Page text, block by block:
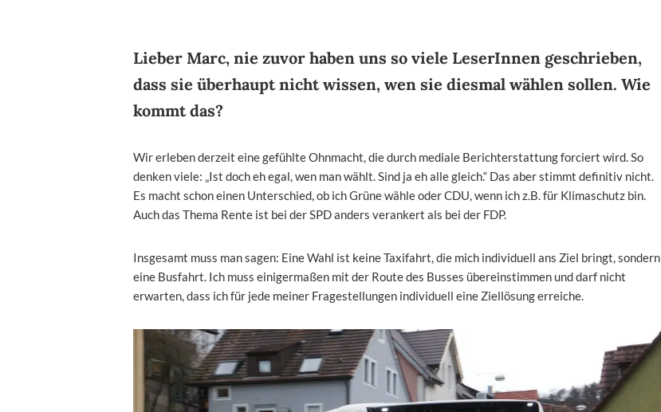
Lieber Marc, nie zuvor haben uns so viele LeserInnen geschrieben,
dass sie überhaupt nicht wissen, wen sie diesmal wählen sollen. Wie
kommt das?
Wir erleben derzeit eine gefühlte Ohnmacht, die durch mediale Berichterstattung forciert wird. So
denken viele: „Ist doch eh egal, wen man wählt. Sind ja eh alle gleich.“ Das aber stimmt definitiv nicht.
Es macht schon einen Unterschied, ob ich Grüne wähle oder CDU, wenn ich z.B. für Klimaschutz bin.
Auch das Thema Rente ist bei der SPD anders verankert als bei der FDP.
Insgesamt muss man sagen: Eine Wahl ist keine Taxifahrt, die mich individuell ans Ziel bringt, sondern
eine Busfahrt. Ich muss einigermaßen mit der Route des Busses übereinstimmen und darf nicht
erwarten, dass ich für jede meiner Fragestellungen individuell eine Ziellösung erreiche.